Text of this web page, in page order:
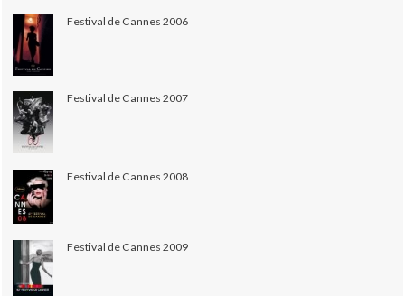
Festival de Cannes 2006
Festival de Cannes 2007
Festival de Cannes 2008
Festival de Cannes 2009